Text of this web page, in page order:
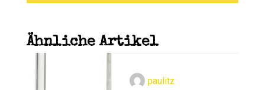
Ähnliche Artikel
paulitz